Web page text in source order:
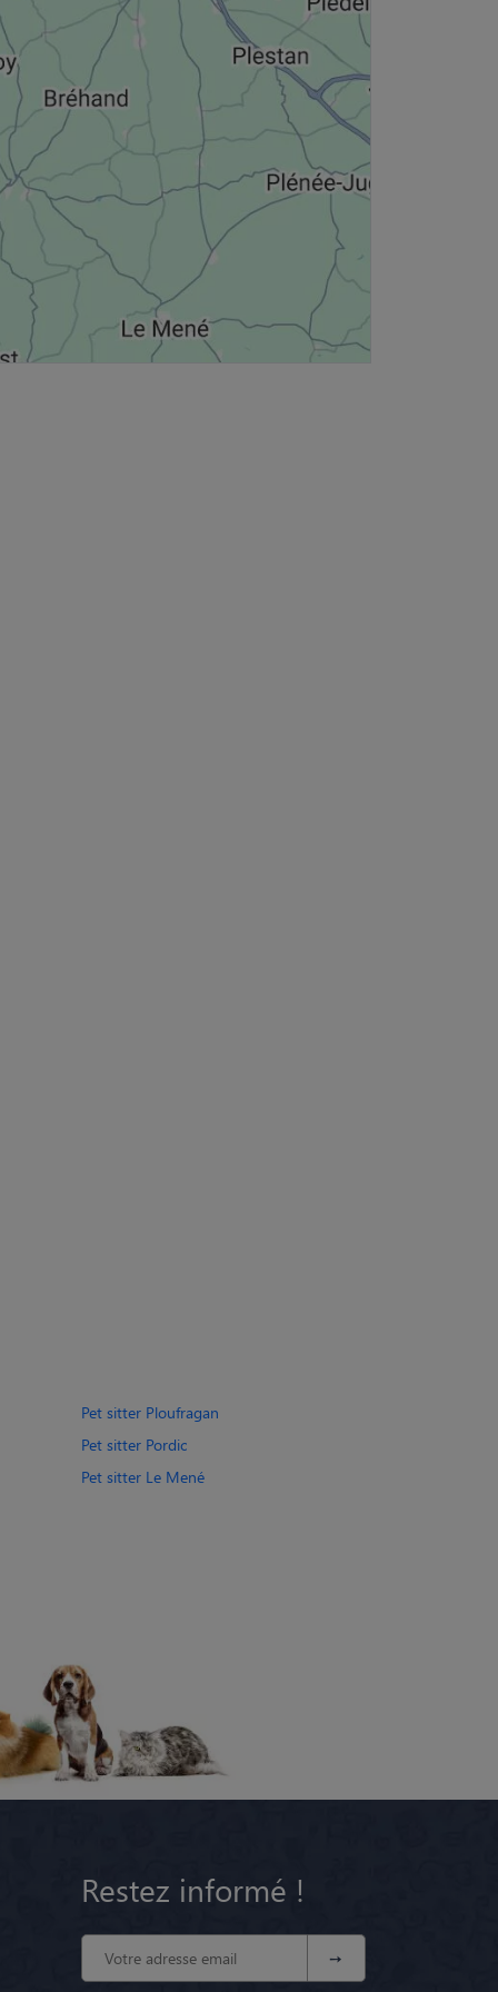
Pet sitter Ploufragan
Pet sitter Pordic
Pet sitter Le Mené
Restez informé !